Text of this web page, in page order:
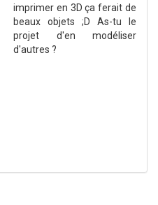
imprimer en 3D ça ferait de
beaux objets ;D As-tu le
projet d'en modéliser
d'autres ?